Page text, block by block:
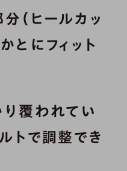
（ヒールカッ
とにフィット
覆われてい
トで調整でき